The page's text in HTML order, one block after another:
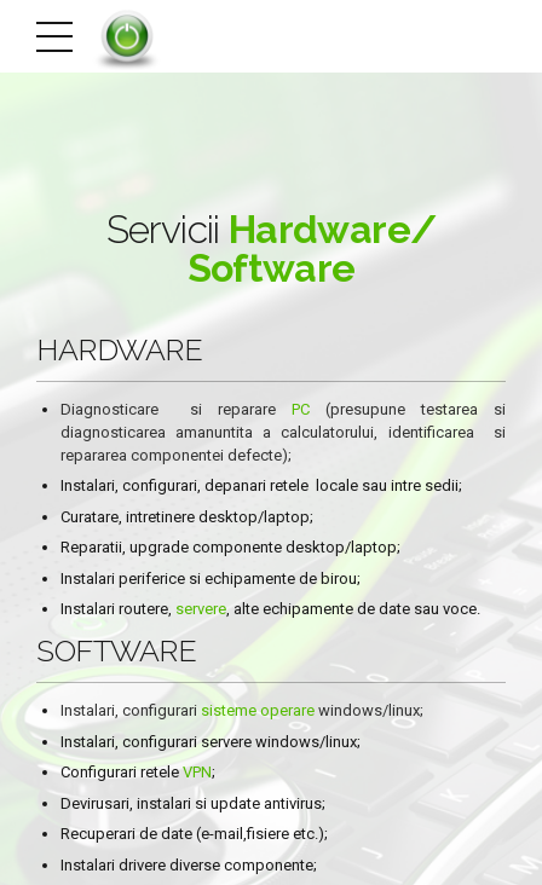
Servicii Hardware/
Software
HARDWARE
Diagnosticare si reparare PC(presupune testarea si
diagnosticarea amanuntita a calculatorului, identificarea si
repararea componentei defecte);
Instalari, configurari, depanari retele locale sau intre sedii;
Curatare, intretinere desktop/laptop;
Reparatii, upgrade componente desktop/laptop;
Instalari periferice si echipamente de birou;
Instalari routere, servere, alte echipamente de date sau voce.
SOFTWARE
Instalari, configurari sisteme operarewindows/linux;
Instalari, configurari servere windows/linux;
Configurari retele VPN;
Devirusari, instalari si update antivirus;
Recuperari de date (e-mail,fisiere etc.);
Instalari drivere diverse componente;